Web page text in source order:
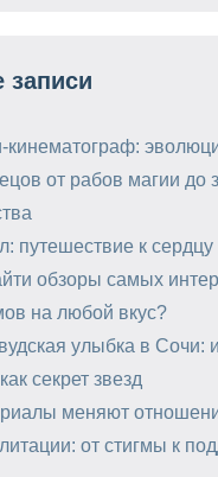
записи
кинематограф:
от рабов магии до
путешествие к
обзоры самых
на любой вкус?
улыбка в Сочи:
секрет звезд
меняют
от стигмы к